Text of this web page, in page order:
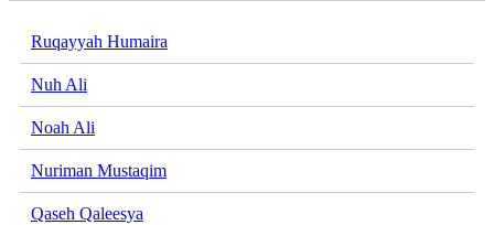
Ruqayyah Humaira
Nuh Ali
Noah Ali
Nuriman Mustaqim
Qaseh Qaleesya